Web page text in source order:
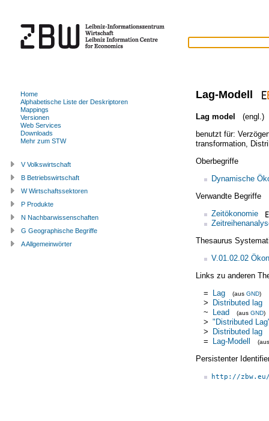
Lag-Modell
Lag model
(engl.)
benutzt für:
transformation,
Oberbegriffe
Dynamische
Verwandte Begriffe
Zeitökonomie
Thesaurus
V.01.02.02
Links zu anderen
= Lag (aus GND)
> Distributed lag
~ Lead (aus GND)
> "Distributed
> Distributed lag
= Lag-Modell
Persistenter
http://
Home
Alphabetische Liste der Deskriptoren
Mappings
Versionen
Web Services
Downloads
Mehr zum STW
V Volkswirtschaft
B Betriebswirtschaft
W Wirtschaftssektoren
P Produkte
N Nachbarwissenschaften
G Geographische Begriffe
A Allgemeinwörter